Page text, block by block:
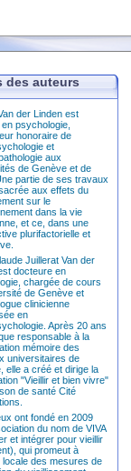
des auteurs
der Linden est
psychologie,
honoraire de
et
aux
de Genève et de
partie de ses travaux
aux effets du
sur le
dans la vie
et ce, dans une
plurifactorielle et
Juillerat Van der
docteure en
chargée de cours
de Genève et
clinicienne
en
Après 20 ans
responsable à la
mémoire des
universitaires de
elle a créé et dirige la
"Vieillir et bien vivre"
de santé Cité
ont fondé en 2009
du nom de VIVA
et intégrer pour vieillir
qui promeut à
locale des mesures de